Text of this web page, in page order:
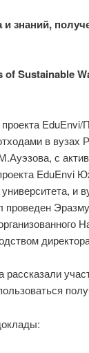
знаний,
Sustainable
в
с
EduEnvi
университета,
рассказали